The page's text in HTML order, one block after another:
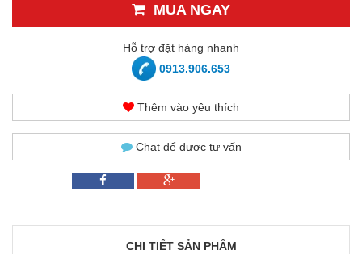
MUA NGAY
Hỗ trợ đặt hàng nhanh
0913.906.653
Thêm vào yêu thích
Chat để được tư vấn
CHI TIẾT SẢN PHẨM